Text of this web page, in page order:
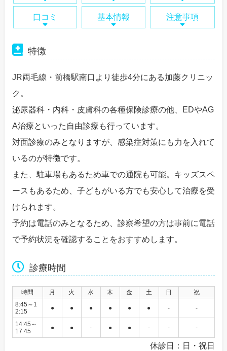
口コミ 基本情報 注意事項
特徴
JR両毛線・前橋駅南口より徒歩4分にある加藤クリニッ
ク。
泌尿器科・内科・皮膚科の各種保険診療の他、EDやAG
A治療といった自由診療も行っています。
対面診療のみとなりますが、感染症対策にも力を入れて
いるのが特徴です。
また、駐車場もあるため車での通院も可能。キッズスペ
ースもあるため、子どもがいる方でも安心して治療を受
けられます。
予約は電話のみとなるため、診察希望の方は事前に電話
で予約状況を確認することをおすすめします。
診療時間
時間 月 火 水 木 金 土 日
祝
8:45～1
2:15
● ● ● ● ● ● - -
14:45～
17:45
● ● - ● ● - - -
休診日：日・祝日